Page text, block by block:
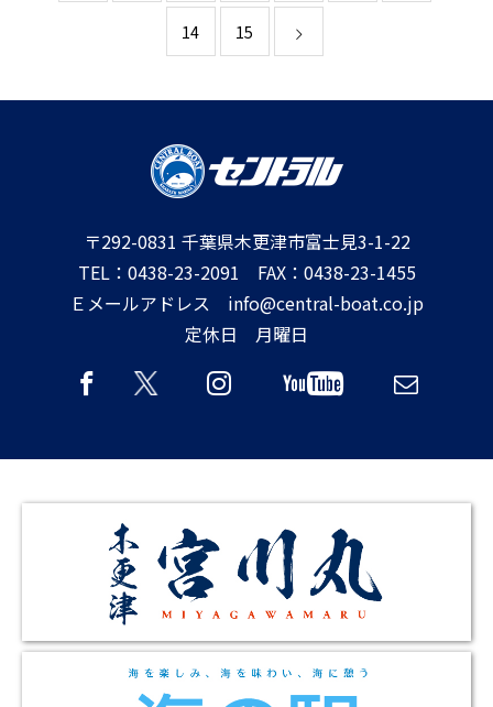
14 15
〒292-0831 千葉県木更津市富士見3-1-22
TEL：0438-23-2091 FAX：0438-23-1455
Ｅメールアドレス info@central-boat.co.jp
定休日 月曜日